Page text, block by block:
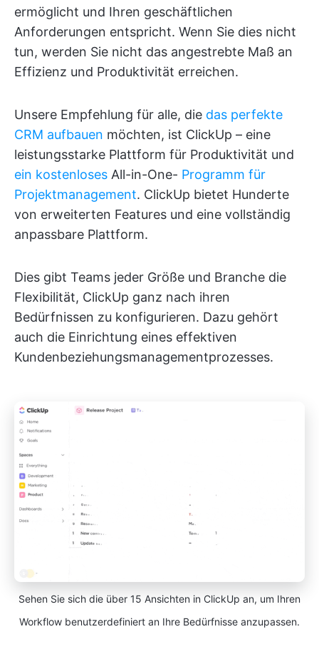
ermöglicht und Ihren geschäftlichen
Anforderungen entspricht. Wenn Sie dies nicht
tun, werden Sie nicht das angestrebte Maß an
Effizienz und Produktivität erreichen.
Unsere Empfehlung für alle, die das perfekte
CRM aufbauen möchten, ist ClickUp – eine
leistungsstarke Plattform für Produktivität und
ein kostenloses All-in-One- Programm für
Projektmanagement. ClickUp bietet Hunderte
von erweiterten Features und eine vollständig
anpassbare Plattform.
Dies gibt Teams jeder Größe und Branche die
Flexibilität, ClickUp ganz nach ihren
Bedürfnissen zu konfigurieren. Dazu gehört
auch die Einrichtung eines effektiven
Kundenbeziehungsmanagementprozesses.
Sehen Sie sich die über 15 Ansichten in ClickUp an, um Ihren
Workflow benutzerdefiniert an Ihre Bedürfnisse anzupassen.